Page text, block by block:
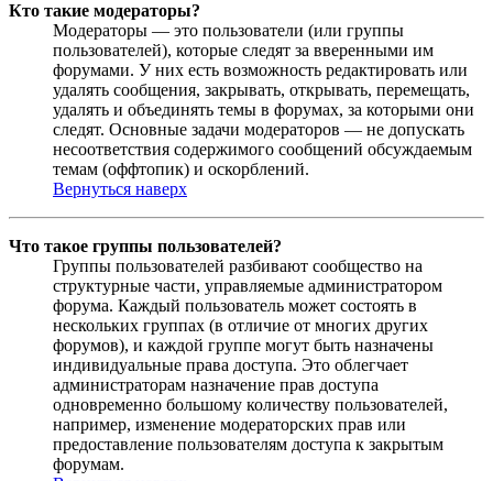
Кто такие модераторы?
Модераторы — это пользователи (или группы
пользователей), которые следят за вверенными им
форумами. У них есть возможность редактировать или
удалять сообщения, закрывать, открывать, перемещать,
удалять и объединять темы в форумах, за которыми они
следят. Основные задачи модераторов — не допускать
несоответствия содержимого сообщений обсуждаемым
темам (оффтопик) и оскорблений.
Вернуться наверх
Что такое группы пользователей?
Группы пользователей разбивают сообщество на
структурные части, управляемые администратором
форума. Каждый пользователь может состоять в
нескольких группах (в отличие от многих других
форумов), и каждой группе могут быть назначены
индивидуальные права доступа. Это облегчает
администраторам назначение прав доступа
одновременно большому количеству пользователей,
например, изменение модераторских прав или
предоставление пользователям доступа к закрытым
форумам.